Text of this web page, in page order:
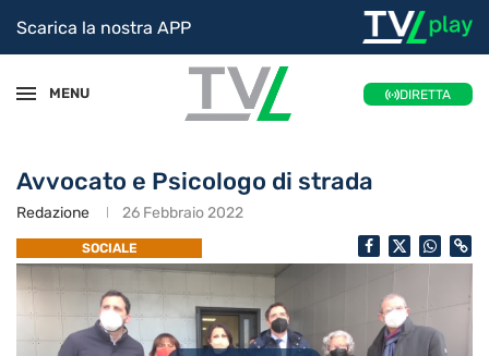
Scarica la nostra APP
MENU DIRETTA
Avvocato e Psicologo di strada
Redazione 26 Febbraio 2022
SOCIALE